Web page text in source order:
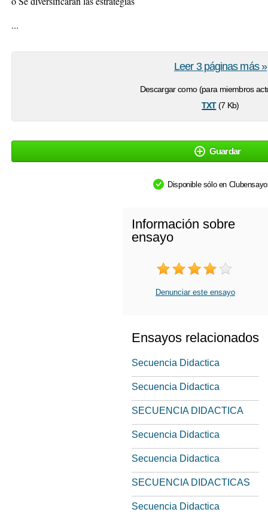
...
Descargar como (para miembros
txt(7 Kb)
Leer 3 páginas más »
Guardar
Disponible sólo en
Información sobre
ensayo
Denunciar este ensayo
Ensayos relacionados
Secuencia Didactica
Secuencia Didactica
SECUENCIA DIDACTICA
Secuencia Didactica
Secuencia Didactica
SECUENCIA DIDACTICAS
Secuencia Didactica